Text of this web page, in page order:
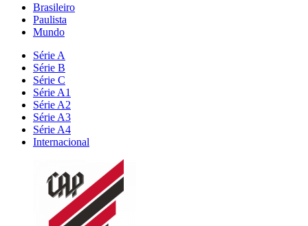
Brasileiro
Paulista
Mundo
Série A
Série B
Série C
Série A1
Série A2
Série A3
Série A4
Internacional